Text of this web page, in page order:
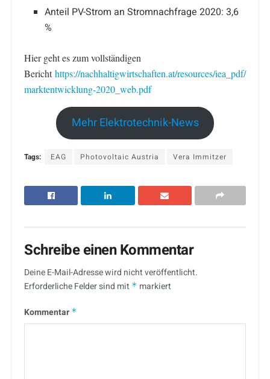
Anteil PV-Strom an Stromnachfrage 2020: 3,6
%
Hier geht es zum vollständigen
Berichthttps://nachhaltigwirtschaften.at/resources/iea_pdf/
marktentwicklung-2020_web.pdf
Mehr Elektrotechnik-News
Tags: EAG Photovoltaic Austria Vera Immitzer
Schreibe einen Kommentar
Deine E-Mail-Adresse wird nicht veröffentlicht.
Erforderliche Felder sind mit * markiert
Kommentar *